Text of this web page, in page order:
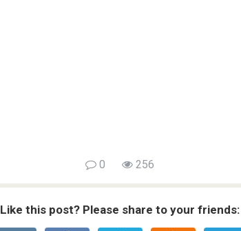
0 256
Like this post? Please share to your friends: